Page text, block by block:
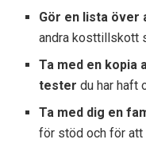
Gör en lista över
andra kosttillskott
Ta med en kopia
tester du har haft
Ta med dig en
för stöd och för att